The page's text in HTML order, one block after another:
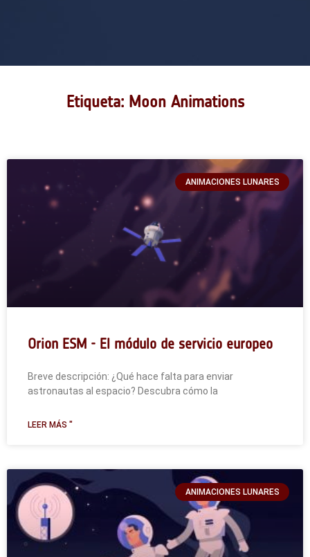
Etiqueta: Moon Animations
ANIMACIONES LUNARES
Orion ESM - El módulo de servicio europeo
Breve descripción: ¿Qué hace falta para enviar
astronautas al espacio? Descubra cómo la
LEER MÁS "
ANIMACIONES LUNARES